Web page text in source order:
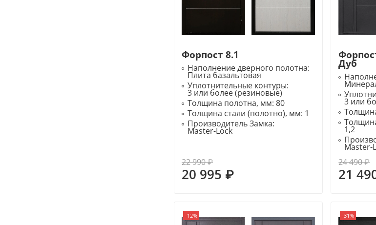
Форпост 8.1
Наполнение дверного полотна:
Плита базальтовая
Уплотнительные контуры:
3 или более (резиновые)
Толщина полотна, мм: 80
Толщина стали (полотно), мм: 1
Производитель Замка:
Master-Lock
22 990 ₽
20 995 ₽
Дуб
3 или
1,2
Master-
24 490 ₽
21
-12% -31%